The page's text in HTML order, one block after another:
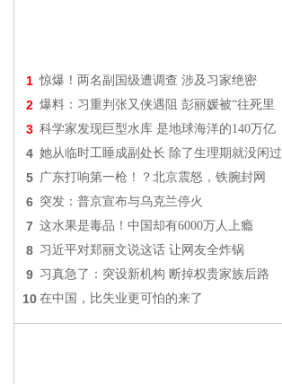
1 惊爆！两名副国级遭调查 涉及习家绝密
2 爆料：习重判张又侠遇阻 彭丽媛被“往死里
3 科学家发现巨型水库 是地球海洋的140万亿
4 她从临时工睡成副处长 除了生理期就没闲过
5 广东打响第一枪！？北京震怒，铁腕封网
6 突发：普京宣布与乌克兰停火
7 这水果是毒品！中国却有6000万人上瘾
8 习近平对郑丽文说这话 让网友全炸锅
9 习真急了：突设新机构 断掉权贵家族后路
10 在中国，比失业更可怕的来了